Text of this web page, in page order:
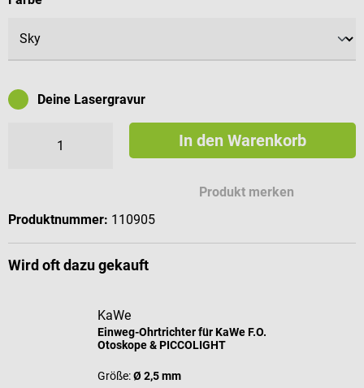
Deine Lasergravur
In den Warenkorb
Produkt merken
Produktnummer: 110905
Wird oft dazu gekauft
KaWe
Einweg-Ohrtrichter für KaWe F.O.
Otoskope & PICCOLIGHT
Größe:Ø 2,5 mm